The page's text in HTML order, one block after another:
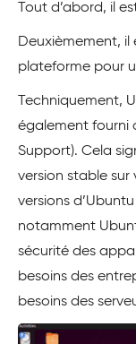
Tout d’abord, il
Deuxièmement, il
plateforme pour
Techniquement,
également fourni
Support). Cela
version stable sur
versions
notamment
sécurité des
besoins des
besoins des